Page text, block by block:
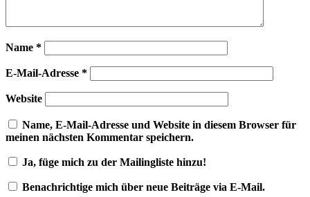
Name *
E-Mail-Adresse *
Website
Name, E-Mail-Adresse und Website in diesem Browser für
meinen nächsten Kommentar speichern.
Ja, füge mich zu der Mailingliste hinzu!
Benachrichtige mich über neue Beiträge via E-Mail.